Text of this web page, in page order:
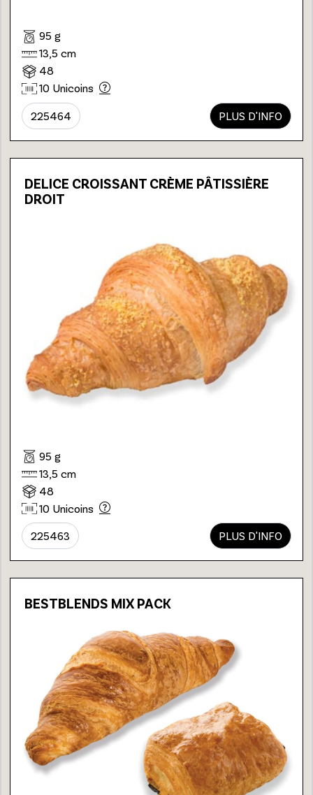
95 g
13,5 cm
48
10 Unicoins
225464 PLUS D'INFO
DELICE CROISSANT CRÈME PÂTISSIÈRE
DROIT
95 g
13,5 cm
48
10 Unicoins
225463 PLUS D'INFO
BESTBLENDS MIX PACK